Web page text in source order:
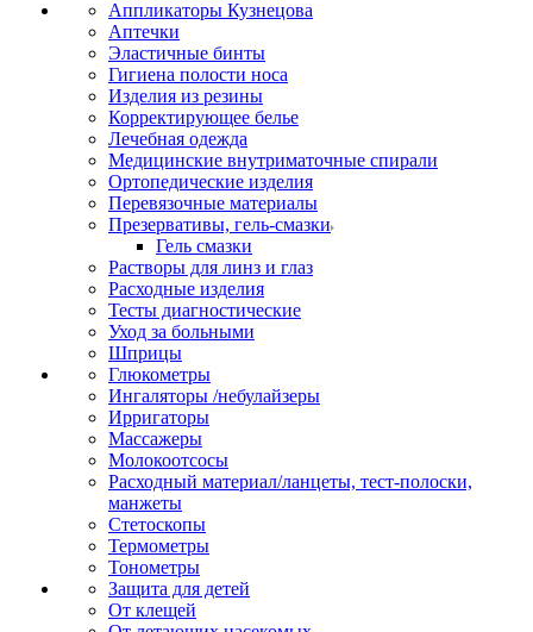
Аппликаторы Кузнецова
Аптечки
Эластичные бинты
Гигиена полости носа
Изделия из резины
Корректирующее белье
Лечебная одежда
Медицинские внутриматочные спирали
Ортопедические изделия
Перевязочные материалы
Презервативы, гель-смазки
Гель смазки
Растворы для линз и глаз
Расходные изделия
Тесты диагностические
Уход за больными
Шприцы
Глюкометры
Ингаляторы /небулайзеры
Ирригаторы
Массажеры
Молокоотсосы
Расходный материал/ланцеты, тест-полоски,
манжеты
Стетоскопы
Термометры
Тонометры
Защита для детей
От клещей